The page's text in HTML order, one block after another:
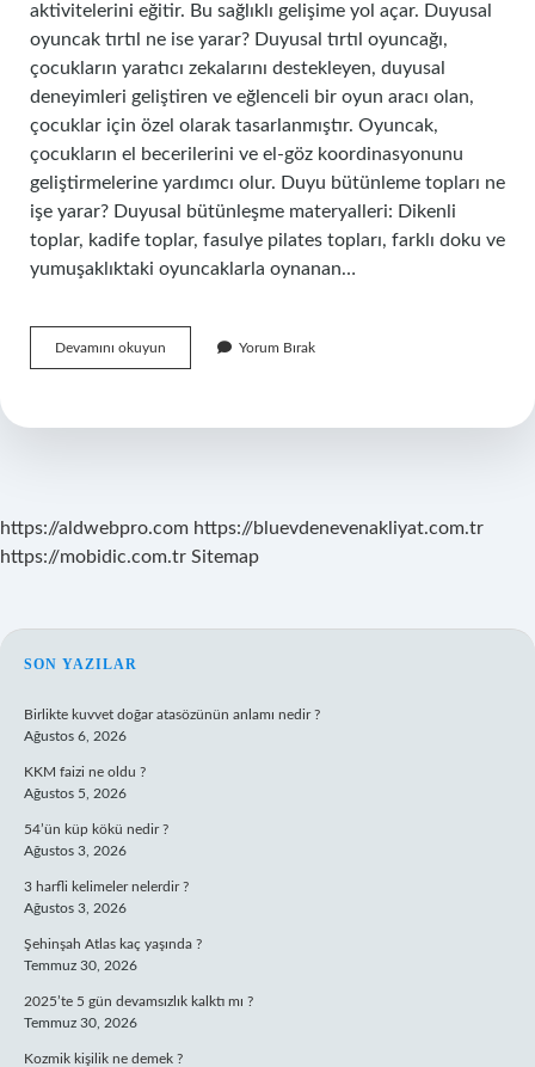
aktivitelerini eğitir. Bu sağlıklı gelişime yol açar. Duyusal
oyuncak tırtıl ne ise yarar? Duyusal tırtıl oyuncağı,
çocukların yaratıcı zekalarını destekleyen, duyusal
deneyimleri geliştiren ve eğlenceli bir oyun aracı olan,
çocuklar için özel olarak tasarlanmıştır. Oyuncak,
çocukların el becerilerini ve el-göz koordinasyonunu
geliştirmelerine yardımcı olur. Duyu bütünleme topları ne
işe yarar? Duyusal bütünleşme materyalleri: Dikenli
toplar, kadife toplar, fasulye pilates topları, farklı doku ve
yumuşaklıktaki oyuncaklarla oynanan…
Devamını okuyun
Oyuncak
Yarar
Yorum Bırak
https://aldwebpro.com https://bluevdenevenakliyat.com.tr
https://mobidic.com.tr Sitemap
SIDEBAR
SON YAZILAR
Birlikte kuvvet doğar atasözünün anlamı nedir ?
Ağustos 6, 2026
KKM faizi ne oldu ?
Ağustos 5, 2026
54’ün küp kökü nedir ?
Ağustos 3, 2026
3 harfli kelimeler nelerdir ?
Ağustos 3, 2026
Şehinşah Atlas kaç yaşında ?
Temmuz 30, 2026
2025’te 5 gün devamsızlık kalktı mı ?
Temmuz 30, 2026
Kozmik kişilik ne demek ?